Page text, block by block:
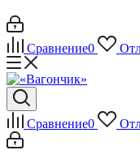
Сравнение0
Сравнение0